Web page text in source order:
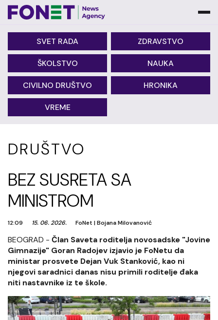
SVET RADA ZDRAVSTVO
ŠKOLSTVO NAUKA
CIVILNO DRUŠTVO HRONIKA
VREME
DRUŠTVO
BEZ SUSRETA SA
MINISTROM
12:09 15. 06. 2026. FoNet |Bojana Milovanović
BEOGRAD - Član Saveta roditelja novosadske "Jovine
Gimnazije" Goran Radojev izjavio je FoNetu da
ministar prosvete Dejan Vuk Stanković, kao ni
njegovi saradnici danas nisu primili roditelje đaka
niti nastavnike iz te škole.